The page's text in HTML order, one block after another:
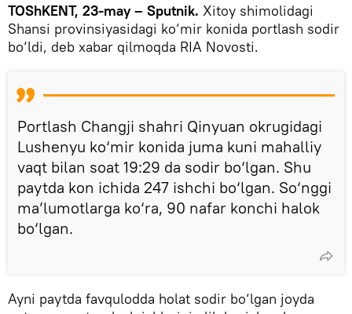
TOShKENT, 23-may – Sputnik. Xitoy shimolidagi
Shansi provinsiyasidagi ko‘mir konida portlash sodir
bo‘ldi, deb xabar qilmoqda RIA Novosti.
Portlash Changji shahri Qinyuan okrugidagi
Lushenyu ko‘mir konida juma kuni mahalliy
vaqt bilan soat 19:29 da sodir bo‘lgan. Shu
paytda kon ichida 247 ishchi bo‘lgan. So‘nggi
ma’lumotlarga ko‘ra, 90 nafar konchi halok
bo‘lgan.
Ayni paytda favqulodda holat sodir bo‘lgan joyda